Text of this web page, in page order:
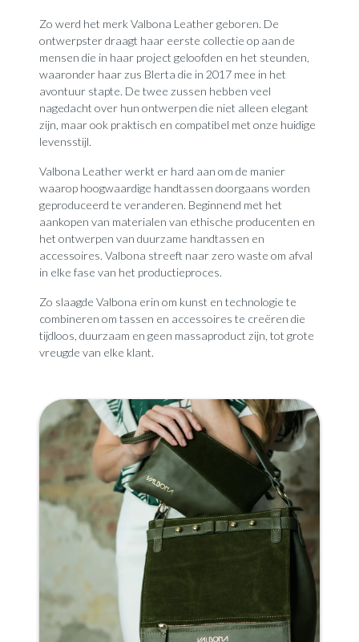
Zo werd het merk Valbona Leather geboren. De
ontwerpster draagt haar eerste collectie op aan de
mensen die in haar project geloofden en het steunden,
waaronder haar zus Blerta die in 2017 mee in het
avontuur stapte. De twee zussen hebben veel
nagedacht over hun ontwerpen die niet alleen elegant
zijn, maar ook praktisch en compatibel met onze huidige
levensstijl.
Valbona Leather werkt er hard aan om de manier
waarop hoogwaardige handtassen doorgaans worden
geproduceerd te veranderen. Beginnend met het
aankopen van materialen van ethische producenten en
het ontwerpen van duurzame handtassen en
accessoires. Valbona streeft naar zero waste om afval
in elke fase van het productieproces.
Zo slaagde Valbona erin om kunst en technologie te
combineren om tassen en accessoires te creëren die
tijdloos, duurzaam en geen massaproduct zijn, tot grote
vreugde van elke klant.